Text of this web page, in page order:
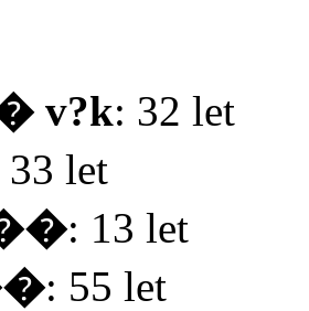
v?k: 32 let
33 let
: 13 let
: 55 let